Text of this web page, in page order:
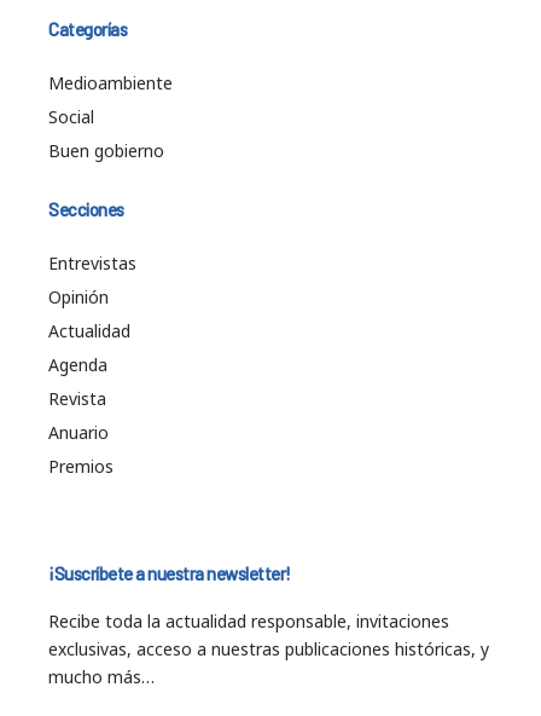
Categorías
Medioambiente
Social
Buen gobierno
Secciones
Entrevistas
Opinión
Actualidad
Agenda
Revista
Anuario
Premios
¡Suscríbete a nuestra newsletter!
Recibe toda la actualidad responsable, invitaciones
exclusivas, acceso a nuestras publicaciones históricas, y
mucho más…